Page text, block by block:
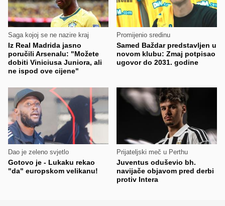
Saga kojoj se ne nazire kraj
Iz Real Madrida jasno
poručili Arsenalu: "Možete
dobiti Viniciusa Juniora, ali
ne ispod ove cijene"
Promijenio sredinu
Samed Baždar predstavljen u
novom klubu: Zmaj potpisao
ugovor do 2031. godine
Dao je zeleno svjetlo
Gotovo je - Lukaku rekao
"da" europskom velikanu!
Prijateljski meč u Perthu
Juventus oduševio bh.
navijače objavom pred derbi
protiv Intera